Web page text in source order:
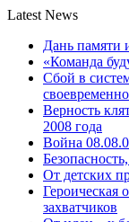
Latest News
Дань памяти
«Команда
Сбой в
Верность
2008 года
Война
От детских
Героическая
захватчиков